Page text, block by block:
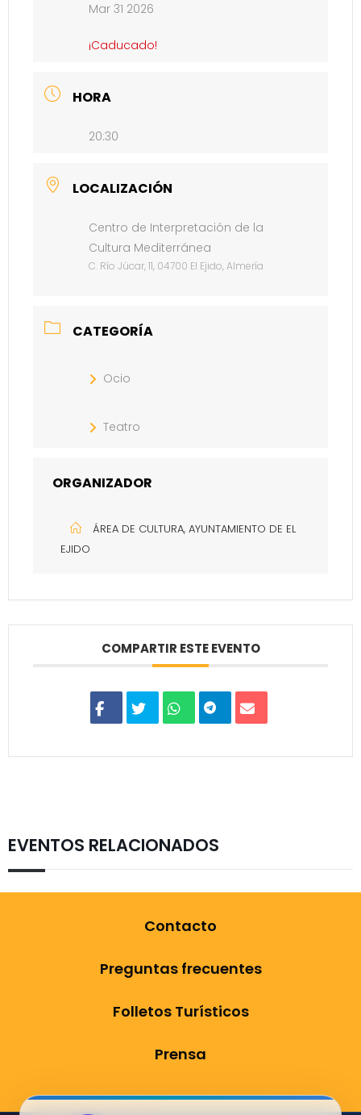
Mar 31 2026
¡Caducado!
HORA
20:30
LOCALIZACIÓN
Centro de Interpretación de la
Cultura Mediterránea
C. Río Júcar, 11, 04700 El Ejido, Almería
CATEGORÍA
Ocio
Teatro
ORGANIZADOR
ÁREA DE CULTURA, AYUNTAMIENTO DE EL
EJIDO
COMPARTIR ESTE EVENTO
EVENTOS RELACIONADOS
Contacto
Preguntas frecuentes
Folletos Turísticos
Prensa